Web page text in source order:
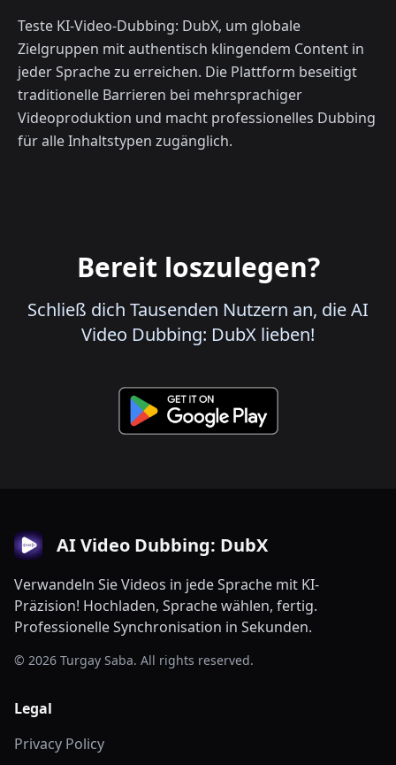
Teste KI-Video-Dubbing: DubX, um globale
Zielgruppen mit authentisch klingendem Content in
jeder Sprache zu erreichen. Die Plattform beseitigt
traditionelle Barrieren bei mehrsprachiger
Videoproduktion und macht professionelles Dubbing
für alle Inhaltstypen zugänglich.
Bereit loszulegen?
Schließ dich Tausenden Nutzern an, die AI
Video Dubbing: DubX lieben!
AI Video Dubbing: DubX
Verwandeln Sie Videos in jede Sprache mit KI-
Präzision! Hochladen, Sprache wählen, fertig.
Professionelle Synchronisation in Sekunden.
© 2026 Turgay Saba. All rights reserved.
Legal
Privacy Policy